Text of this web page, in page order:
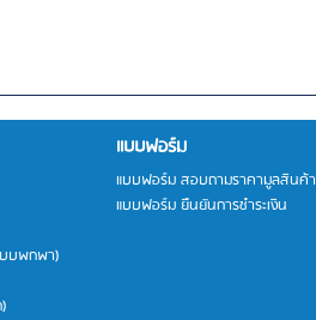
บบพกพา)
แบบฟอร์ม
แบบฟอร์ม สอบถามราคามูลสินค้า
แบบฟอร์ม ยืนยันการชำระเงิน